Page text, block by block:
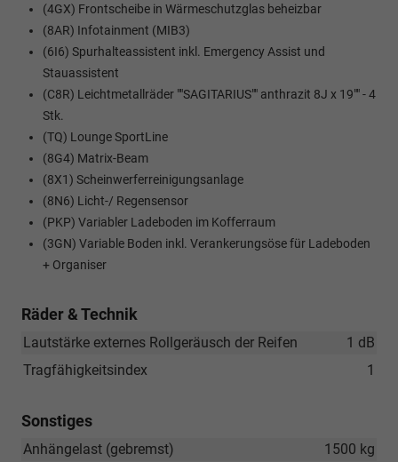
(4GX) Frontscheibe in Wärmeschutzglas beheizbar
(8AR) Infotainment (MIB3)
(6I6) Spurhalteassistent inkl. Emergency Assist und
Stauassistent
(C8R) Leichtmetallräder ""SAGITARIUS"" anthrazit 8J x 19"" - 4
Stk.
(TQ) Lounge SportLine
(8G4) Matrix-Beam
(8X1) Scheinwerferreinigungsanlage
(8N6) Licht-/ Regensensor
(PKP) Variabler Ladeboden im Kofferraum
(3GN) Variable Boden inkl. Verankerungsöse für Ladeboden
+ Organiser
Räder & Technik
1 dB
Lautstärke externes Rollgeräusch der Reifen
1
Tragfähigkeitsindex
Sonstiges
1500 kg
Anhängelast (gebremst)